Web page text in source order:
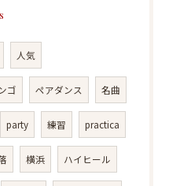
人気
ゴ ペアダンス 名曲
party 練習 practica
横浜 ハイヒール